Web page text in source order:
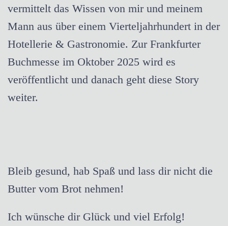
vermittelt das Wissen von mir und meinem
Mann aus über einem Vierteljahrhundert in der
Hotellerie & Gastronomie. Zur Frankfurter
Buchmesse im Oktober 2025 wird es
veröffentlicht und danach geht diese Story
weiter.
Bleib gesund, hab Spaß und lass dir nicht die
Butter vom Brot nehmen!
Ich wünsche dir Glück und viel Erfolg!